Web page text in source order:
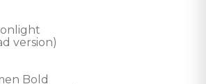
version)
Bold